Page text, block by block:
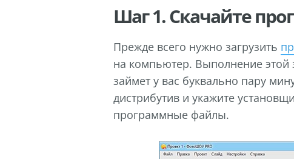
Шаг 1. Скачайте
Прежде всего нужно загрузить
на компьютер. Выполнение
займет у вас буквально пару
дистрибутив и укажите
программные файлы.